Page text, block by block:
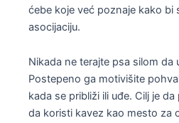
ćebe koje već poznaje kako bi
asocijaciju.
Nikada ne terajte psa silom da
Postepeno ga motivišite
kada se približi ili uđe. Cilj je
da koristi kavez kao mesto za